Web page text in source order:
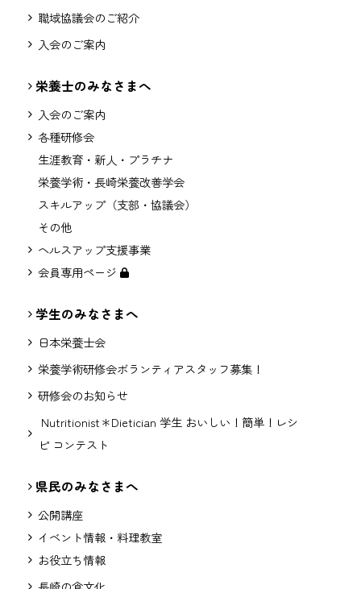
職域協議会のご紹介
入会のご案内
栄養士のみなさまへ
入会のご案内
各種研修会
生涯教育・新人・プラチナ
栄養学術・長崎栄養改善学会
スキルアップ（支部・協議会）
その他
ヘルスアップ支援事業
会員専用ページ
学生のみなさまへ
日本栄養士会
栄養学術研修会ボランティアスタッフ募集！
研修会のお知らせ
Nutritionist＊Dietician 学生 おいしい！簡単！レシ
ピ コンテスト
県民のみなさまへ
公開講座
イベント情報・料理教室
お役立ち情報